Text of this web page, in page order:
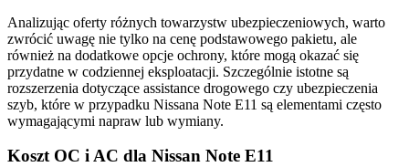
Analizując oferty różnych towarzystw ubezpieczeniowych, warto
zwrócić uwagę nie tylko na cenę podstawowego pakietu, ale
również na dodatkowe opcje ochrony, które mogą okazać się
przydatne w codziennej eksploatacji. Szczególnie istotne są
rozszerzenia dotyczące assistance drogowego czy ubezpieczenia
szyb, które w przypadku Nissana Note E11 są elementami często
wymagającymi napraw lub wymiany.
Koszt OC i AC dla Nissan Note E11